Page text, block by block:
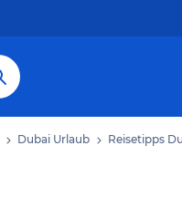
Dubai Urlaub Reisetipps